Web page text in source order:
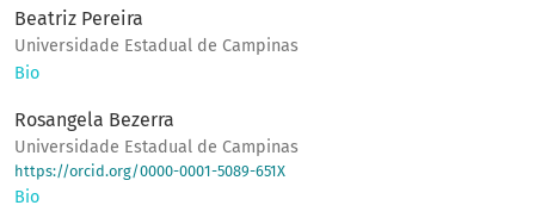
Beatriz Pereira
Universidade Estadual de Campinas
Bio
Rosangela Bezerra
Universidade Estadual de Campinas
https://orcid.org/0000-0001-5089-651X
Bio